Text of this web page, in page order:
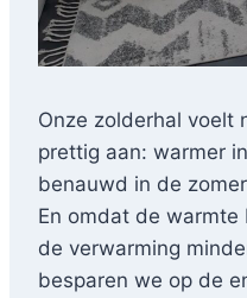
Onze zolderhal voelt
prettig aan: warmer
benauwd in de
En omdat de
de verwarming
besparen we op de